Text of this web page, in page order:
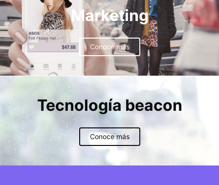
Marketing
Conoce más
Tecnología beacon
Conoce más